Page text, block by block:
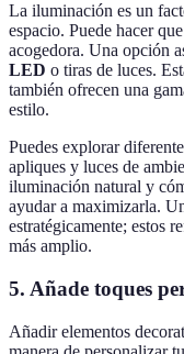
La iluminación es un
espacio. Puede hacer
acogedora. Una opción
LED o tiras de luces.
también ofrecen una
estilo.
Puedes explorar
apliques y luces de
iluminación natural y
ayudar a maximizarla.
estratégicamente; estos
más amplio.
5. Añade toques
Añadir elementos